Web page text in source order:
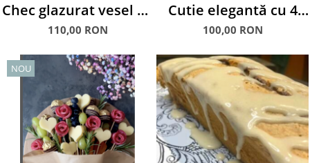
Chec glazurat vesel cu
flori de sezon și
Fericire Împachetată.
110,00 RON
Cutie elegantă cu 4
căpșuni glasate în
neagră
100,00 RON
NOU